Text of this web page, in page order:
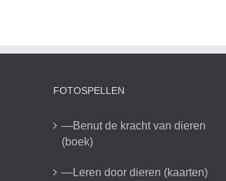
FOTOSPELLEN
—Benut de kracht van dieren
(boek)
—Leren door dieren (kaarten)